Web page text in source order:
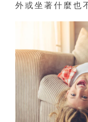
外或坐著什麼也